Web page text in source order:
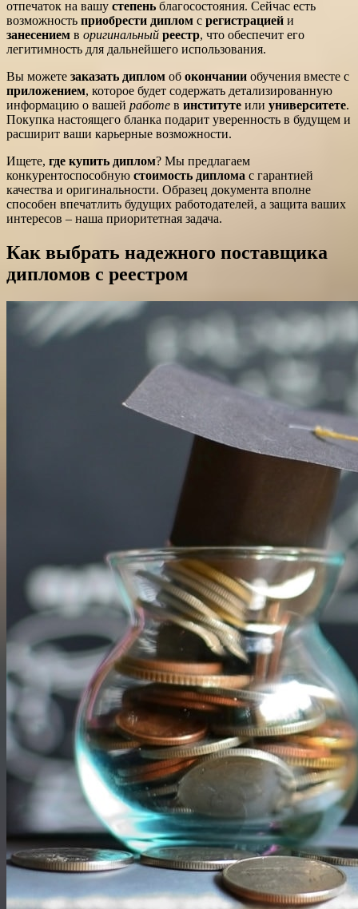
отпечаток на вашу степень благосостояния. Сейчас есть
возможность приобрести диплом с регистрацией и
занесением в оригинальный реестр, что обеспечит его
легитимность для дальнейшего использования.
Вы можете заказать диплом об окончании обучения вместе с
приложением, которое будет содержать детализированную
информацию о вашей работе в институте или университете.
Покупка настоящего бланка подарит уверенность в будущем и
расширит ваши карьерные возможности.
Ищете, где купить диплом? Мы предлагаем
конкурентоспособную стоимость диплома с гарантией
качества и оригинальности. Образец документа вполне
способен впечатлить будущих работодателей, а защита ваших
интересов – наша приоритетная задача.
Как выбрать надежного поставщика
дипломов с реестром